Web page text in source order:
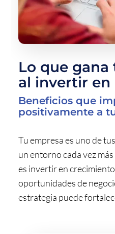
Lo que gana
al invertir en
Beneficios que
positivamente a
Tu empresa es uno de
un entorno cada vez
es invertir en
oportunidades de
estrategia puede